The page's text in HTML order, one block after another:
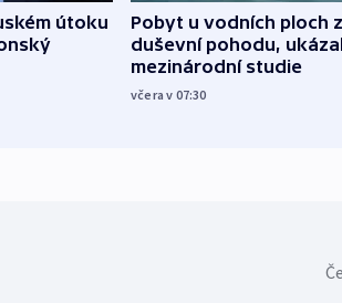
útoku
Pobyt u vodních ploch
duševní pohodu,
mezinárodní studie
včera v 07:30